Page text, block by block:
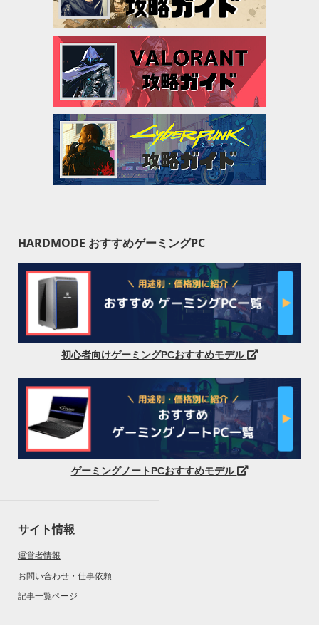
HARDMODE おすすめゲーミングPC
初心者向けゲーミングPCおすすめモデル
ゲーミングノートPCおすすめモデル
サイト情報
運営者情報
お問い合わせ・仕事依頼
記事一覧ページ